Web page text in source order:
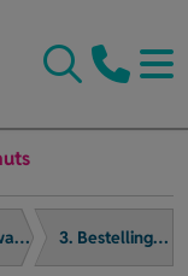
2. Winkelwagen 3. Bestelling afronden